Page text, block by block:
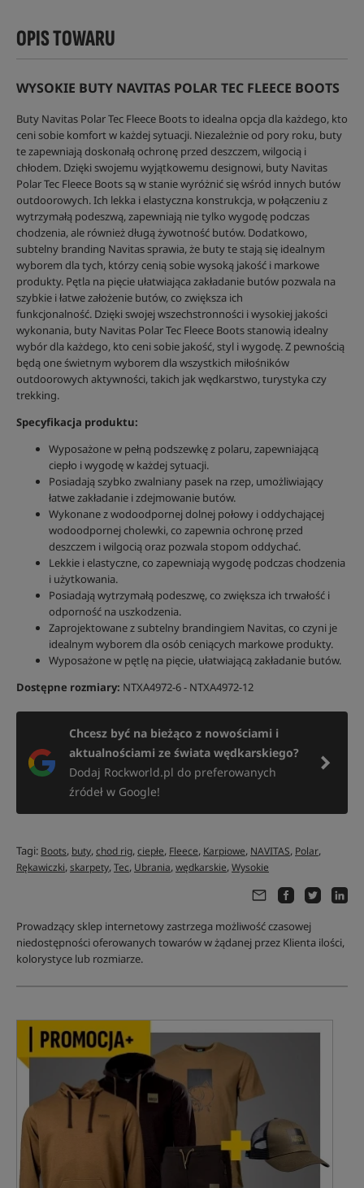
OPIS TOWARU
WYSOKIE BUTY NAVITAS POLAR TEC FLEECE BOOTS
Buty Navitas Polar Tec Fleece Boots to idealna opcja dla każdego, kto
ceni sobie komfort w każdej sytuacji. Niezależnie od pory roku, buty
te zapewniają doskonałą ochronę przed deszczem, wilgocią i
chłodem. Dzięki swojemu wyjątkowemu designowi, buty Navitas
Polar Tec Fleece Boots są w stanie wyróżnić się wśród innych butów
outdoorowych. Ich lekka i elastyczna konstrukcja, w połączeniu z
wytrzymałą podeszwą, zapewniają nie tylko wygodę podczas
chodzenia, ale również długą żywotność butów. Dodatkowo,
subtelny branding Navitas sprawia, że buty te stają się idealnym
wyborem dla tych, którzy cenią sobie wysoką jakość i markowe
produkty. Pętla na pięcie ułatwiająca zakładanie butów pozwala na
szybkie i łatwe założenie butów, co zwiększa ich
funkcjonalność. Dzięki swojej wszechstronności i wysokiej jakości
wykonania, buty Navitas Polar Tec Fleece Boots stanowią idealny
wybór dla każdego, kto ceni sobie jakość, styl i wygodę. Z pewnością
będą one świetnym wyborem dla wszystkich miłośników
outdoorowych aktywności, takich jak wędkarstwo, turystyka czy
trekking.
Specyfikacja produktu:
Wyposażone w pełną podszewkę z polaru, zapewniającą
ciepło i wygodę w każdej sytuacji.
Posiadają szybko zwalniany pasek na rzep, umożliwiający
łatwe zakładanie i zdejmowanie butów.
Wykonane z wodoodpornej dolnej połowy i oddychającej
wodoodpornej cholewki, co zapewnia ochronę przed
deszczem i wilgocią oraz pozwala stopom oddychać.
Lekkie i elastyczne, co zapewniają wygodę podczas chodzenia
i użytkowania.
Posiadają wytrzymałą podeszwę, co zwiększa ich trwałość i
odporność na uszkodzenia.
Zaprojektowane z subtelny brandingiem Navitas, co czyni je
idealnym wyborem dla osób ceniących markowe produkty.
Wyposażone w pętlę na pięcie, ułatwiającą zakładanie butów.
Dostępne rozmiary: NTXA4972-6 - NTXA4972-12
Chcesz być na bieżąco z nowościami i
aktualnościami ze świata wędkarskiego?
Dodaj Rockworld.pl do preferowanych
źródeł w Google!
Tagi: Boots, buty,chod rig,ciepłe, Fleece, Karpiowe, NAVITAS, Polar,
Rękawiczki,skarpety,Tec, Ubrania,wędkarskie,Wysokie
Prowadzący sklep internetowy zastrzega możliwość czasowej
niedostępności oferowanych towarów w żądanej przez Klienta ilości,
kolorystyce lub rozmiarze.